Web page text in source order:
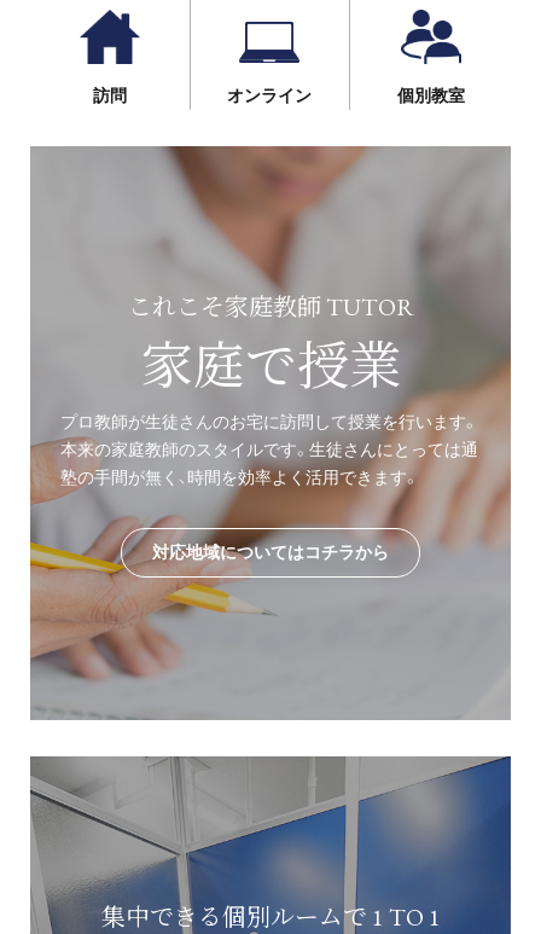
訪問 オンライン 個別教室
これこそ家庭教師 TUTOR
家庭で授業
プロ教師が生徒さんのお宅に訪問して授業を行います。
本来の家庭教師のスタイルです。生徒さんにとっては通
塾の手間が無く、時間を効率よく活用できます。
対応地域についてはコチラから
集中できる個別ルームで 1 TO 1